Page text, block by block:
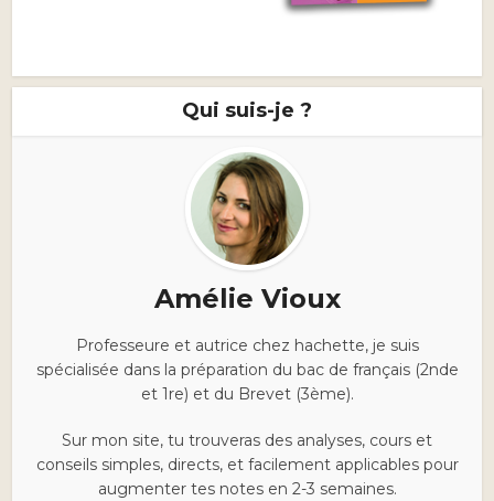
Qui suis-je ?
Amélie Vioux
Professeure et autrice chez hachette, je suis
spécialisée dans la préparation du bac de français (2nde
et 1re) et du Brevet (3ème).
Sur mon site, tu trouveras des analyses, cours et
conseils simples, directs, et facilement applicables pour
augmenter tes notes en 2-3 semaines.